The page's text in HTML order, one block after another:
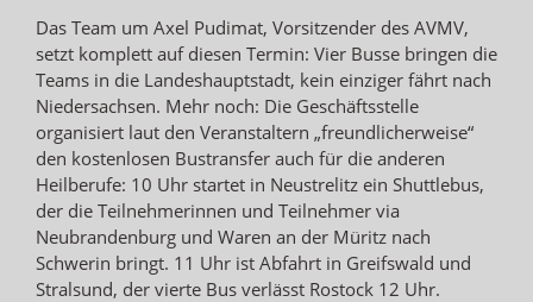
Das Team um Axel Pudimat, Vorsitzender des AVMV,
setzt komplett auf diesen Termin: Vier Busse bringen die
Teams in die Landeshauptstadt, kein einziger fährt nach
Niedersachsen. Mehr noch: Die Geschäftsstelle
organisiert laut den Veranstaltern „freundlicherweise“
den kostenlosen Bustransfer auch für die anderen
Heilberufe: 10 Uhr startet in Neustrelitz ein Shuttlebus,
der die Teilnehmerinnen und Teilnehmer via
Neubrandenburg und Waren an der Müritz nach
Schwerin bringt. 11 Uhr ist Abfahrt in Greifswald und
Stralsund, der vierte Bus verlässt Rostock 12 Uhr.